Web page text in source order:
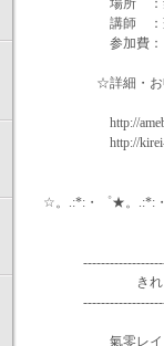
場所 ：氣零レ
講師 ：蓮野
参加費：３
☆詳細・お申し
http://ameblo.jp/
http://kirei-
☆。.:*:・゜★。.:*:
きれいレイキ
氣零レイキヒ